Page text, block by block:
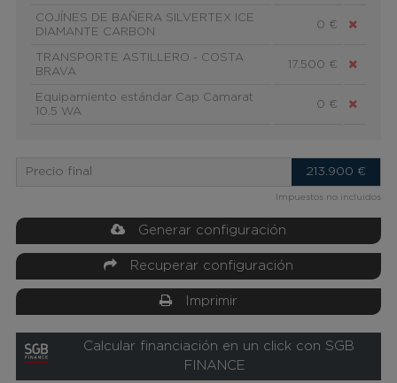
COJÍNES DE BAÑERA SILVERTEX ICE
DIAMANTE CARBON
0 €
TRANSPORTE ASTILLERO - COSTA
BRAVA
17.500 €
Equipamiento estándar Cap Camarat
10.5 WA
0 €
Precio final 213.900 €
Impuestos no incluidos
Generar configuración
Recuperar configuración
Imprimir
Calcular financiación en un click con SGB
FINANCE